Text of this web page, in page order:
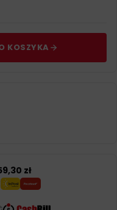
KOSZYKA
zł